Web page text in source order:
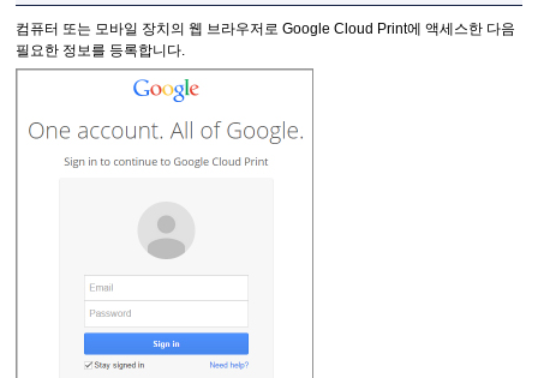
컴퓨터 또는 모바일 장치의 웹 브라우저로Google Cloud Print에 액세스한 다음
필요한 정보를 등록합니다.